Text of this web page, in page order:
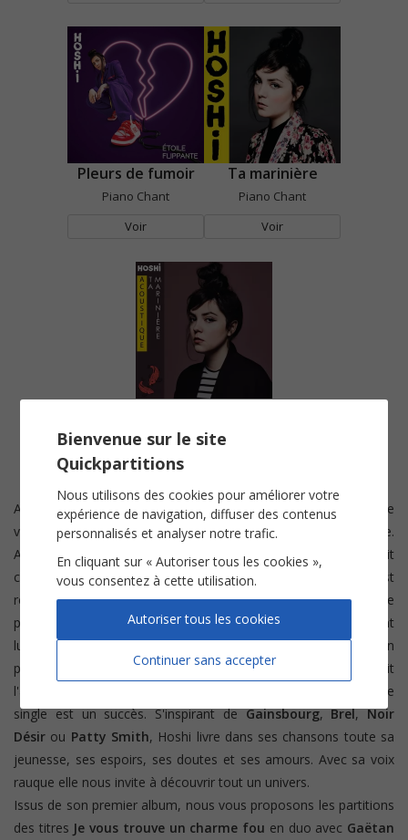
Alors qu'elle n'a que 14 ans,Mathilde GerneraliasHoshi
, fait le
vœu devant une étoile filante de se réaliser dans la musique.
Ayant appris
le piano et la guitare,la jeune femme se fait
connaitre sur internet en postant diverses covers. Elle est
repérée par le directeur de casting de l'émissionThe Voice
. Elle
participera également à l'émissionThe Rising Star.
Son talent
lui fait rapidement gagner en notoriété. En 2017 Hoshi sort son
premier EP intituléComment je vais faire
. Puis 2018 voit
l'arrivée de son premier album
et chaque
single est un succès. S'inspirant deGainsbourg,Brel,Noir
Désir ou Patty Smith, Hoshi livre dans ses chansons toute sa
jeunesse, ses espoirs, ses doutes et ses amours. Avec sa voix
rauque elle nous invite à découvrir tout un univers.
Issus de son premier album, nous vous proposons les partitions
des titres Je vous trouve un charme fou en duo avec Gaëtan
Pleurs de fumoir
Piano Chant
Voir
Ta marinière
Piano Chant
Voir
Piano Chant
Bienvenue sur le site
Quickpartitions
Nous utilisons des cookies pour améliorer votre
expérience de navigation, diffuser des contenus
personnalisés et analyser notre trafic.
En cliquant sur « Autoriser tous les cookies »,
vous consentez à cette utilisation.
Continuer sans accepter
Autoriser tous les cookies